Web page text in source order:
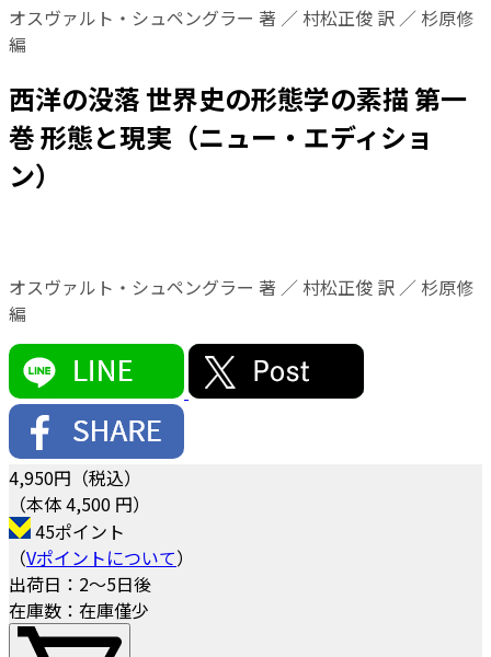
オスヴァルト・シュペングラー 著 ／ 村松正俊 訳 ／ 杉原修
編
西洋の没落 世界史の形態学の素描 第一
巻 形態と現実（ニュー・エディショ
ン）
オスヴァルト・シュペングラー 著 ／ 村松正俊 訳 ／ 杉原修
編
4,950円（税込）
（本体 4,500 円）
45ポイント
（Vポイントについて）
出荷日：2～5日後
在庫数：在庫僅少